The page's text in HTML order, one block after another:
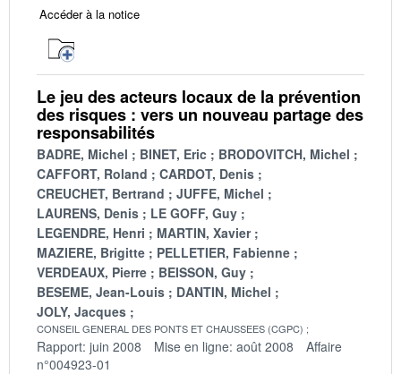
Accéder à la notice
Le jeu des acteurs locaux de la prévention
des risques : vers un nouveau partage des
responsabilités
BADRE, Michel BINET, Eric
BRODOVITCH, Michel
CAFFORT, Roland
CARDOT, Denis
CREUCHET, Bertrand
JUFFE, Michel
LAURENS, Denis
LE GOFF, Guy
LEGENDRE, Henri
MARTIN, Xavier
MAZIERE, Brigitte
PELLETIER, Fabienne
VERDEAUX, Pierre
BEISSON, Guy
BESEME, Jean-Louis
DANTIN, Michel
JOLY, Jacques
CONSEIL GENERAL DES PONTS ET CHAUSSEES (CGPC)
Rapport: juin 2008 Mise en ligne: août 2008
Affaire
n°004923-01